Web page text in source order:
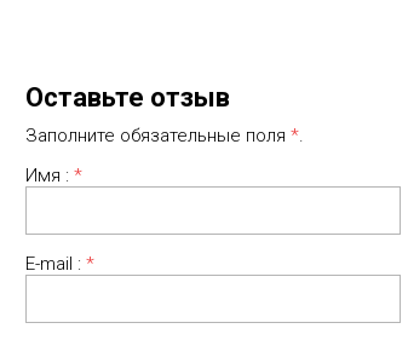
Оставьте отзыв
Заполните обязательные поля *.
Имя : *
E-mail : *